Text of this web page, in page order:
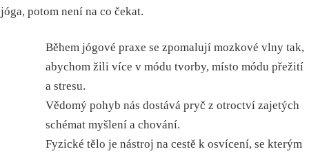
jóga, potom není na co čekat.
Během jógové praxe se zpomalují mozkové vlny tak,
abychom žili více v módu tvorby, místo módu přežití
a stresu.
Vědomý pohyb nás dostává pryč z otroctví zajetých
schémat myšlení a chování.
Fyzické tělo je nástroj na cestě k osvícení, se kterým